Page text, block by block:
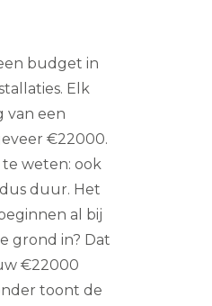
budget in
Elk
van een
€22000.
te weten: ook
duur. Het
al bij
grond in? Dat
€22000
toont de